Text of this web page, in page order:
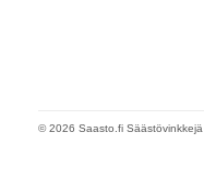
© 2026 Saasto.fi Säästövinkkejä